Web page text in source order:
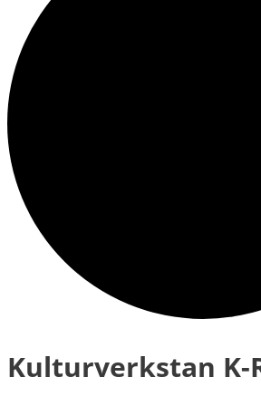
Kulturverkstan K-